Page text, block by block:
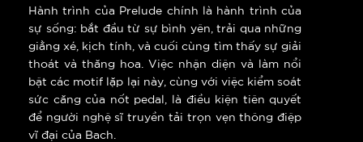
Hành trình của Prelude chính là hành trình của
sự sống: bắt đầu từ sự bình yên, trải qua những
giằng xé, kịch tính, và cuối cùng tìm thấy sự giải
thoát và thăng hoa. Việc nhận diện và làm nổi
bật các motif lặp lại này, cùng với việc kiểm soát
sức căng của nốt pedal, là điều kiện tiên quyết
để người nghệ sĩ truyền tải trọn vẹn thông điệp
vĩ đại của Bach.